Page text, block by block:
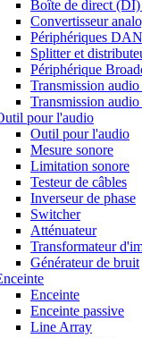
Boîte de direct
Convertisseur
Périphériques
Splitter et
Périphérique
Transmission
Transmission
pour l'audio
Outil pour l'audio
Mesure sonore
Limitation sonore
Testeur de câbles
Inverseur de phase
Switcher
Atténuateur
Transformateur
Générateur de bruit
Enceinte
Enceinte passive
Line Array